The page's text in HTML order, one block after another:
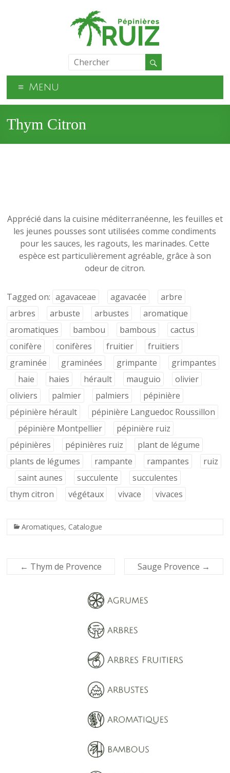
Menu
Thym Citron
Apprécié dans la cuisine méditerranéenne, les feuilles et
les jeunes pousses sont utilisées comme condiments
pour les sauces, les ragouts, les marinades. Cette
espèce est particulièrement agréable, grâce à son
odeur de citron.
Tagged on: agavaceae agavacée
arbre
arbres
arbuste arbustes
aromatique
aromatiques
bambou bambous
cactus
conifère
conifères fruitier
fruitiers
graminée
graminées grimpante
grimpantes
haie
haies hérault mauguio
olivier
oliviers
palmier palmiers
pépinière
pépinière hérault
pépinière Languedoc Roussillon
pépinière Montpellier
pépinière ruiz
pépinières
pépinières ruiz
plant de légume
plants de légumes
rampante rampantes
ruiz
saint aunes
succulente
succulentes
thym citron
végétaux vivace vivaces
Aromatiques, Catalogue
← Thym de Provence Sauge Provence →